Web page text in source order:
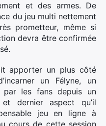
et des armes. De
du jeu multi nettement
prometteur, même si
devra être confirmée
apporter un plus côté
un Félyne, un
par les fans depuis un
dernier aspect qu’il
jeu en ligne à
cours de cette session